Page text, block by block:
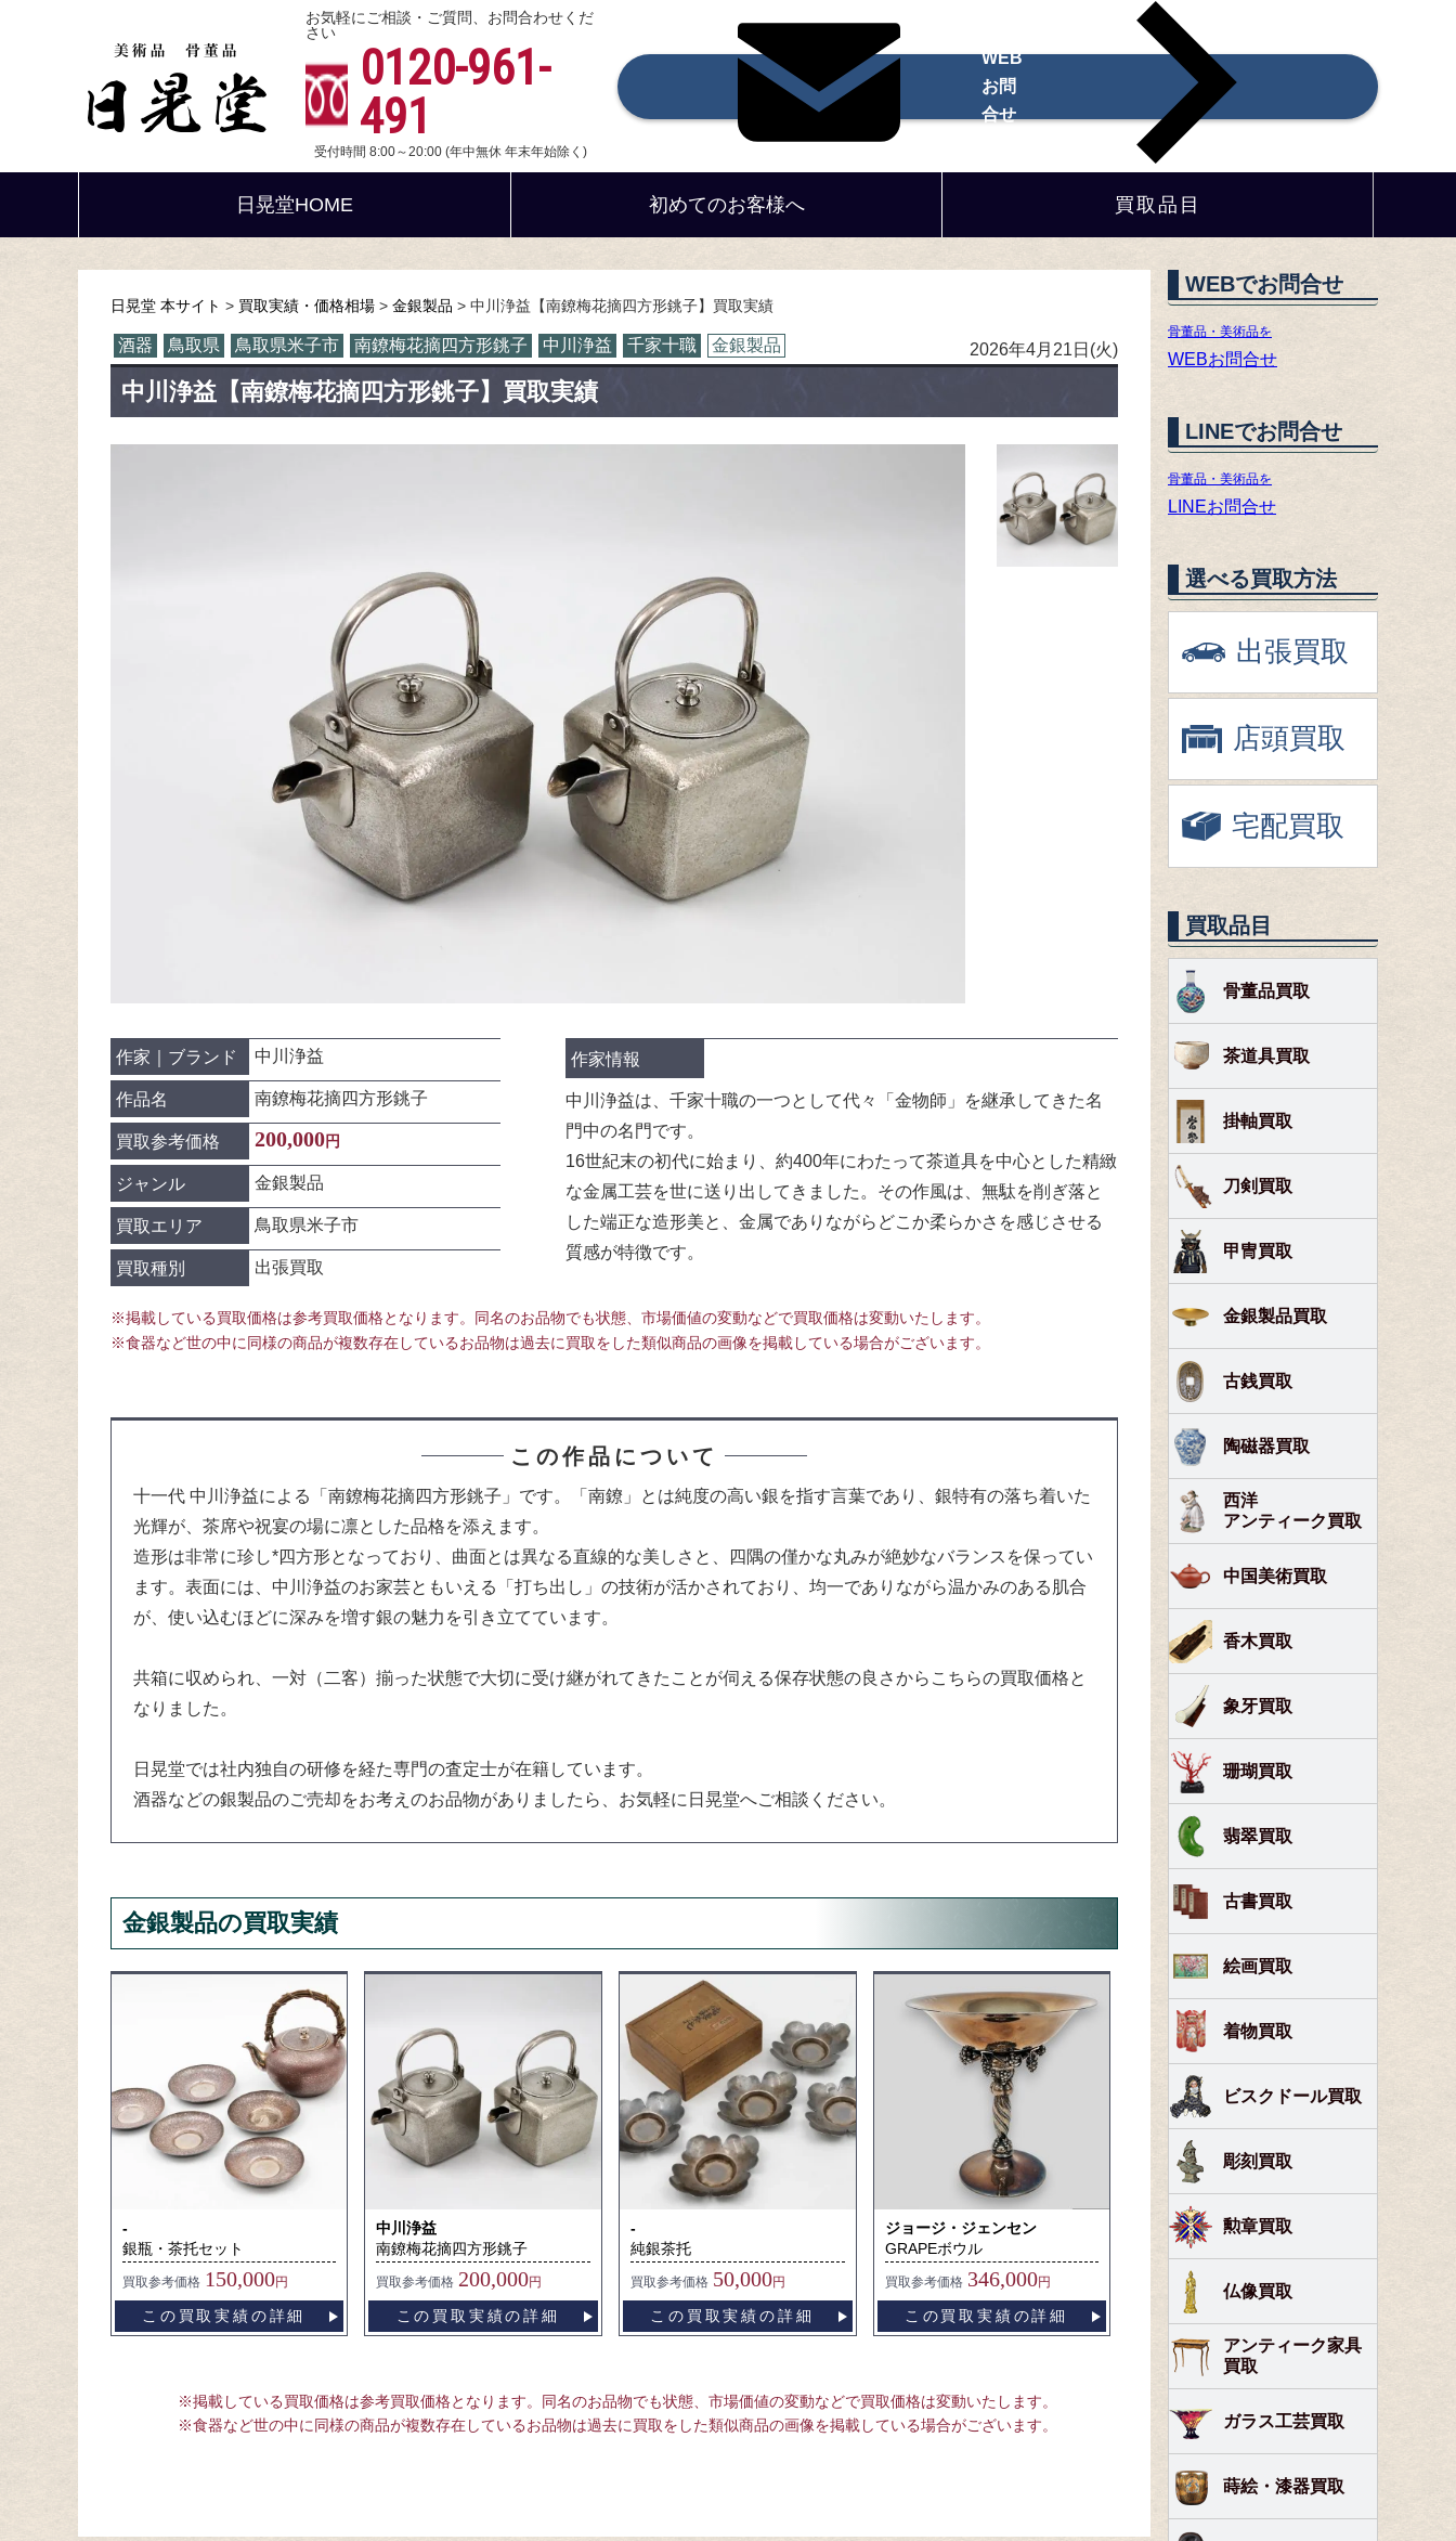
お気軽にご相談・ご質問、お問合わせくだ
さい
0120-961-
491
受付時間 8:00～20:00 (年中無休 年末年始除く)
WEB
お問
合せ
日晃堂HOME 初めてのお客様へ 買取品目
日晃堂 本サイト 買取実績・価格相場 金銀製品 中川浄益【南鐐梅花摘四方形銚子】買取実績
酒器 鳥取県 鳥取県米子市 南鐐梅花摘四方形銚子 中川浄益 千家十職 金銀製品 2026年4月21日(火)
中川浄益【南鐐梅花摘四方形銚子】買取実績
作家｜ブランド 中川浄益
作品名 南鐐梅花摘四方形銚子
買取参考価格 200,000円
ジャンル 金銀製品
買取エリア 鳥取県米子市
買取種別 出張買取
作家情報
中川浄益は、千家十職の一つとして代々「金物師」を継承してきた名
門中の名門です。
16世紀末の初代に始まり、約400年にわたって茶道具を中心とした精緻
な金属工芸を世に送り出してきました。その作風は、無駄を削ぎ落と
した端正な造形美と、金属でありながらどこか柔らかさを感じさせる
質感が特徴です。
※掲載している買取価格は参考買取価格となります。同名のお品物でも状態、市場価値の変動などで買取価格は変動いたします。
※食器など世の中に同様の商品が複数存在しているお品物は過去に買取をした類似商品の画像を掲載している場合がございます。
この作品について
十一代 中川浄益による「南鐐梅花摘四方形銚子」です。「南鐐」とは純度の高い銀を指す言葉であり、銀特有の落ち着いた
光輝が、茶席や祝宴の場に凛とした品格を添えます。
造形は非常に珍し*四方形となっており、曲面とは異なる直線的な美しさと、四隅の僅かな丸みが絶妙なバランスを保ってい
ます。表面には、中川浄益のお家芸ともいえる「打ち出し」の技術が活かされており、均一でありながら温かみのある肌合
が、使い込むほどに深みを増す銀の魅力を引き立てています。
共箱に収められ、一対（二客）揃った状態で大切に受け継がれてきたことが伺える保存状態の良さからこちらの買取価格と
なりました。
日晃堂では社内独自の研修を経た専門の査定士が在籍しています。
酒器などの銀製品のご売却をお考えのお品物がありましたら、お気軽に日晃堂へご相談ください。
金銀製品の買取実績
-
銀瓶・茶托セット
買取参考価格 150,000円
この買取実績の詳細
中川浄益
南鐐梅花摘四方形銚子
買取参考価格 200,000円
この買取実績の詳細
-
純銀茶托
買取参考価格 50,000円
この買取実績の詳細
ジョージ・ジェンセン
GRAPEボウル
買取参考価格 346,000円
この買取実績の詳細
※掲載している買取価格は参考買取価格となります。同名のお品物でも状態、市場価値の変動などで買取価格は変動いたします。
※食器など世の中に同様の商品が複数存在しているお品物は過去に買取をした類似商品の画像を掲載している場合がございます。
WEBでお問合せ
骨董品・美術品を
WEBお問合せ
LINEでお問合せ
骨董品・美術品を
LINEお問合せ
選べる買取方法
出張買取
店頭買取
宅配買取
買取品目
骨董品買取
茶道具買取
掛軸買取
刀剣買取
甲冑買取
金銀製品買取
古銭買取
陶磁器買取
西洋
アンティーク買取
中国美術買取
香木買取
象牙買取
珊瑚買取
翡翠買取
古書買取
絵画買取
着物買取
ビスクドール買取
彫刻買取
勲章買取
仏像買取
アンティーク家具
買取
ガラス工芸買取
蒔絵・漆器買取